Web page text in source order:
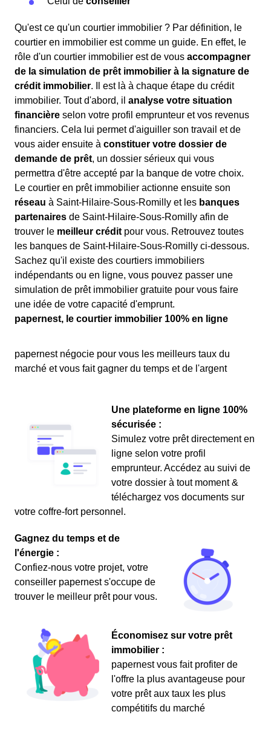
Qu'est ce qu'un courtier immobilier ? Par définition, le
courtier en immobilier est comme un guide. En effet, le
rôle d'un courtier immobilier est de vous accompagner
de la simulation de prêt immobilier à la signature de
crédit immobilier. Il est là à chaque étape du crédit
immobilier. Tout d'abord, il analyse votre situation
financière selon votre profil emprunteur et vos revenus
financiers. Cela lui permet d'aiguiller son travail et de
vous aider ensuite à constituer votre dossier de
demande de prêt, un dossier sérieux qui vous
permettra d'être accepté par la banque de votre choix.
Le courtier en prêt immobilier actionne ensuite son
réseau à Saint-Hilaire-Sous-Romilly et les banques
partenaires de Saint-Hilaire-Sous-Romilly afin de
trouver le meilleur crédit pour vous. Retrouvez toutes
les banques de Saint-Hilaire-Sous-Romilly ci-dessous.
Sachez qu'il existe des courtiers immobiliers
indépendants ou en ligne, vous pouvez passer une
simulation de prêt immobilier gratuite pour vous faire
une idée de votre capacité d'emprunt.
papernest, le courtier immobilier 100% en ligne
papernest négocie pour vous les meilleurs taux du
marché et vous fait gagner du temps et de l'argent
Une plateforme en ligne 100%
sécurisée :
Simulez votre prêt directement en
ligne selon votre profil
emprunteur. Accédez au suivi de
votre dossier à tout moment &
téléchargez vos documents sur
votre coffre-fort personnel.
Gagnez du temps et de
l'énergie :
Confiez-nous votre projet, votre
conseiller papernest s'occupe de
trouver le meilleur prêt pour vous.
Économisez sur votre prêt
immobilier :
papernest vous fait profiter de
l'offre la plus avantageuse pour
votre prêt aux taux les plus
compétitifs du marché